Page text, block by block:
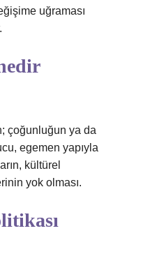
uğraması
çoğunluğun ya da
egemen yapıyla
kültürel
yok olması.